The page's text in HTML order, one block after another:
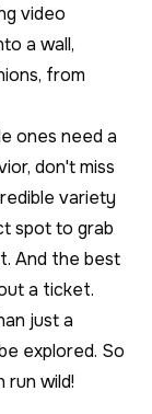
video
a wall,
from
ones need a
don't miss
variety
spot to grab
And the best
a ticket.
just a
explored. So
run wild!